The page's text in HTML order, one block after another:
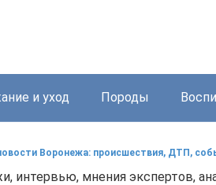
и уход Породы
Воронежа: происшествия, ДТП,
интервью, мнения экспертов,